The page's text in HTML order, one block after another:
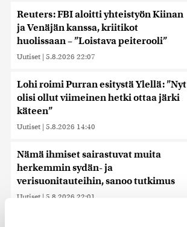
Reuters: FBI aloitti yhteistyön Kiinan
ja Venäjän kanssa, kriitikot
huolissaan – ”Loistava peiterooli”
Uutiset | 5.8.2026 22:07
Lohi roimi Purran esitystä Ylellä: ”Nyt
olisi ollut viimeinen hetki ottaa järki
käteen”
Uutiset | 5.8.2026 14:40
Nämä ihmiset sairastuvat muita
herkemmin sydän- ja
verisuonitauteihin, sanoo tutkimus
Uutiset | 5.8.2026 22:01